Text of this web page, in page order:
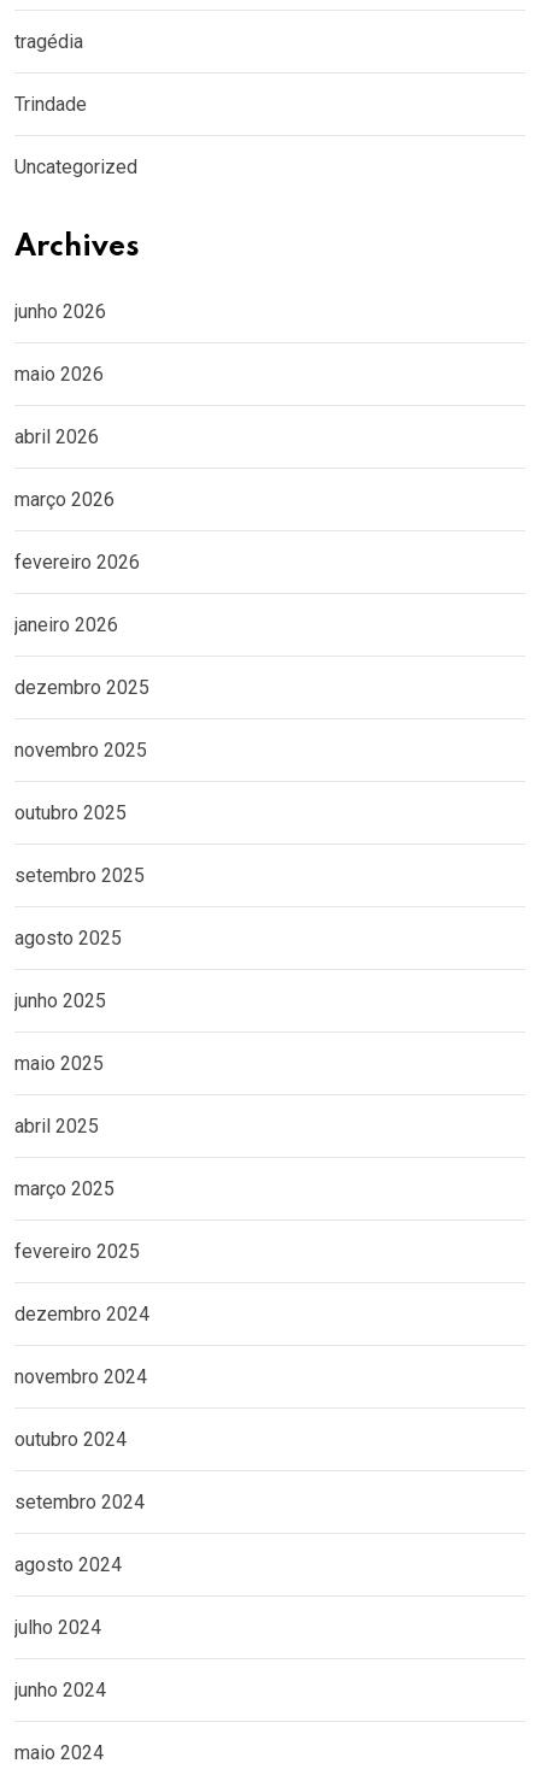
tragédia
Trindade
Uncategorized
Archives
junho 2026
maio 2026
abril 2026
março 2026
fevereiro 2026
janeiro 2026
dezembro 2025
novembro 2025
outubro 2025
setembro 2025
agosto 2025
junho 2025
maio 2025
abril 2025
março 2025
fevereiro 2025
dezembro 2024
novembro 2024
outubro 2024
setembro 2024
agosto 2024
julho 2024
junho 2024
maio 2024